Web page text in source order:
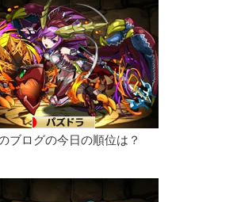
ブログの今日の順位は？